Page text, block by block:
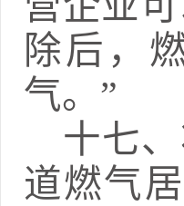
除后，
气。 ”
十七、
道燃气